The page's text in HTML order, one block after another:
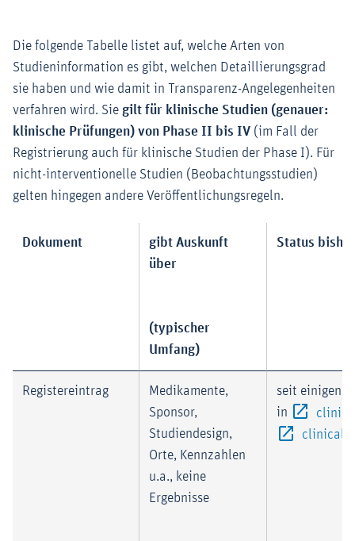
Die folgende Tabelle listet auf, welche Arten von
Studieninformation es gibt, welchen Detaillierungsgrad
sie haben und wie damit in Transparenz-Angelegenheiten
verfahren wird. Sie gilt für klinische Studien (genauer:
klinische Prüfungen) von Phase II bis IV (im Fall der
Registrierung auch für klinische Studien der Phase I). Für
nicht-interventionelle Studien (Beobachtungsstudien)
gelten hingegen andere Veröffentlichungsregeln.
Dokument
gibt Auskunft
über
(typischer
Umfang)
Status bisher
Registereintrag
Medikamente,
Sponsor,
Studiendesign,
Orte, Kennzahlen
u.a., keine
Ergebnisse
seit einigen
in